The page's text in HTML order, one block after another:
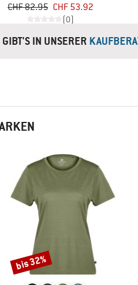
CHF 82.95 CHF 53.92
(0)
IN UNSERER
Rabatt
bis 32%